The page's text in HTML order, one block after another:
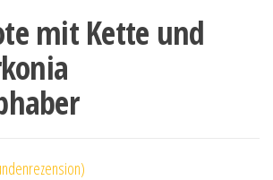
mit Kette und